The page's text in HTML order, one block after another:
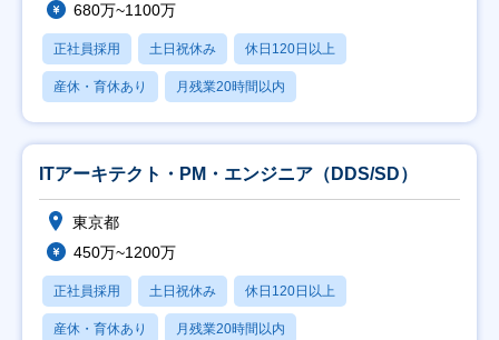
680万~1100万
正社員採用 土日祝休み 休日120日以上
産休・育休あり 月残業20時間以内
ITアーキテクト・PM・エンジニア（DDS/SD）
東京都
450万~1200万
正社員採用 土日祝休み 休日120日以上
産休・育休あり 月残業20時間以内